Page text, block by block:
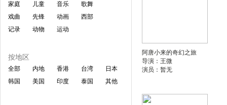
家庭
儿童 音乐
歌舞
戏曲
先锋 动画
西部
记录
动物 运动
按地区
全部 内地 香港 台湾
日本
韩国
美国 印度 泰国 其他
阿唐小来的奇幻之旅
导演：王微
演员：暂无